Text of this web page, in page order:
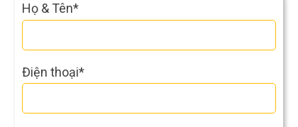
Họ & Tên*
Điện thoại*